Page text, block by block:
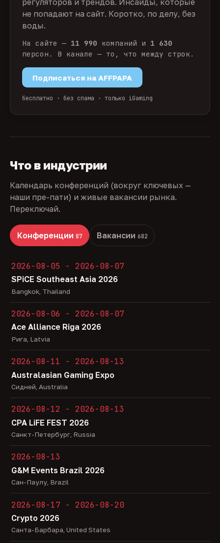
не попадают на сайт. Коротко, по делу, без
воды.
На сайте — 11 990 компаний и 1 630
персон. В канале — то, что между строк.
Подписаться на AFFPAPA
бесплатно · без спама · только iGaming
Что в индустрии
Календарь конференций (вокруг ключевых —
наши пре-пати) и живые вакансии рынка.
Переключай.
Конференции 87 Вакансии 682
2026-08-05 - 2026-08-07
SPiCE Southeast Asia 2026
Bangkok, Thailand
2026-08-06 - 2026-08-07
Ace Alliance Riga 2026
Рига, Latvia
2026-08-11 - 2026-08-13
Australasian Gaming Expo
Сидней, Australia
2026-08-12 - 2026-08-13
CPA LiFE FEST 2026
Санкт-Петербург, Russia
2026-08-13
G&M Events Brazil 2026
Сан-Паулу, Brazil
2026-08-17 - 2026-08-20
Crypto 2026
Санта-Барбара, United States